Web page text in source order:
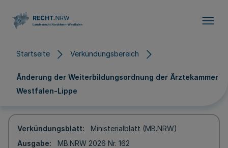
Startseite Verkündungsbereich
Änderung der Weiterbildungsordnung der Ärztekammer
Westfalen-Lippe
Verkündungsblatt
Ministerialblatt (MB.NRW)
Ausgabe
MB.NRW 2026 Nr. 162